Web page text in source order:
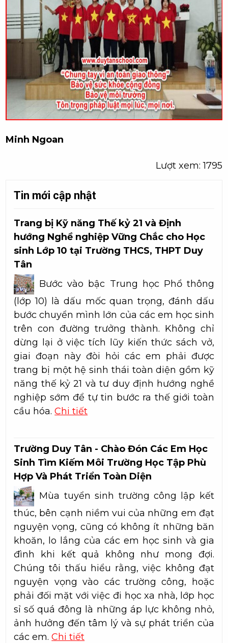
Minh Ngoan
Lượt xem: 1795
Tin mới cập nhật
Trang bị Kỹ năng Thế kỷ 21 và Định
hướng Nghề nghiệp Vững Chắc cho Học
sinh Lớp 10 tại Trường THCS, THPT Duy
Tân
Bước vào bậc Trung học Phổ thông
(lớp 10) là dấu mốc quan trọng, đánh dấu
bước chuyển mình lớn của các em học sinh
trên con đường trưởng thành. Không chỉ
dừng lại ở việc tích lũy kiến thức sách vở,
giai đoạn này đòi hỏi các em phải được
trang bị một hệ sinh thái toàn diện gồm kỹ
năng thế kỷ 21 và tư duy định hướng nghề
nghiệp sớm để tự tin bước ra thế giới toàn
cầu hóa.Chi tiết
Trường Duy Tân - Chào Đón Các Em Học
Sinh Tìm Kiếm Môi Trường Học Tập Phù
Hợp Và Phát Triển Toàn Diện
Mùa tuyển sinh trường công lập kết
thúc, bên cạnh niềm vui của những em đạt
nguyện vọng, cũng có không ít những băn
khoăn, lo lắng của các em học sinh và gia
đình khi kết quả không như mong đợi.
Chúng tôi thấu hiểu rằng, việc không đạt
nguyện vọng vào các trường công, hoặc
phải đối mặt với việc đi học xa nhà, lớp học
sỉ số quá đông là những áp lực không nhỏ,
ảnh hưởng đến tâm lý và sự phát triển của
các em.Chi tiết